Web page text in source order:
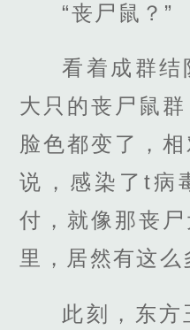
“丧尸鼠？”
看着成群结
大只的丧尸鼠
脸色都变了，
说，感染了t病
付，就像那丧
里，居然有这么
此刻，东方